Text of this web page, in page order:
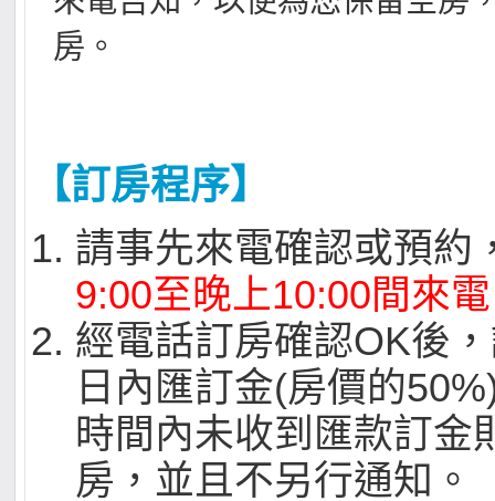
房。
【訂房程序】
請事先來電確認或預約
9:00至晚上10:00間來電
經電話訂房確認OK後
日內匯訂金(房價的
時間內未收到匯款訂金
房，並且不另行通知。